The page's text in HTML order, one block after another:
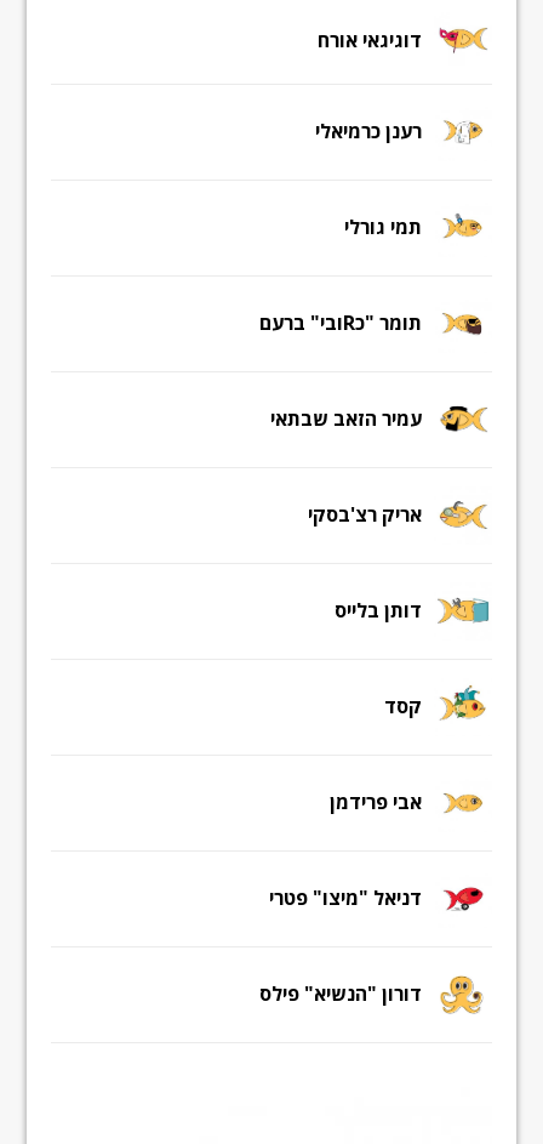
דוגיגאי אורח
רענן כרמיאלי
תמי גורלי
תומר "כRובי" ברעם
עמיר הזאב שבתאי
אריק רצ'בסקי
דותן בלייס
קסד
אבי פרידמן
דניאל "מיצו" פטרי
דורון "הנשיא" פילס